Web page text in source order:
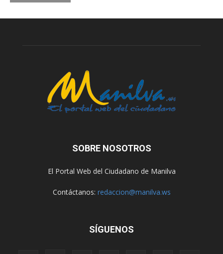
SOBRE NOSOTROS
El Portal Web del Ciudadano de Manilva
Contáctanos: redaccion@manilva.ws
SÍGUENOS